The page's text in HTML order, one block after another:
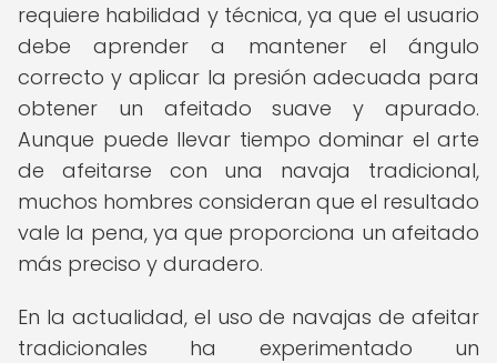
requiere habilidad y técnica, ya que el usuario
debe aprender a mantener el ángulo
correcto y aplicar la presión adecuada para
obtener un afeitado suave y apurado.
Aunque puede llevar tiempo dominar el arte
de afeitarse con una navaja tradicional,
muchos hombres consideran que el resultado
vale la pena, ya que proporciona un afeitado
más preciso y duradero.
En la actualidad, el uso de navajas de afeitar
tradicionales ha experimentado un